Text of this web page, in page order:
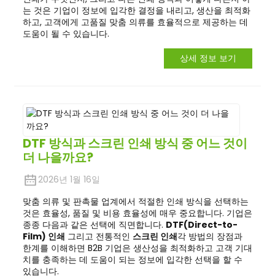
는 것은 기업이 정보에 입각한 결정을 내리고, 생산을 최적화
하고, 고객에게 고품질 맞춤 의류를 효율적으로 제공하는 데
도움이 될 수 있습니다.
상세 정보 보기
DTF 방식과 스크린 인쇄 방식 중 어느 것이
더 나을까요?
2026년 1월 16일
맞춤 의류 및 판촉물 업계에서 적절한 인쇄 방식을 선택하는
것은 효율성, 품질 및 비용 효율성에 매우 중요합니다. 기업은
종종 다음과 같은 선택에 직면합니다. DTF(Direct-to-
Film) 인쇄 그리고 전통적인 스크린 인쇄각 방법의 장점과
한계를 이해하면 B2B 기업은 생산성을 최적화하고 고객 기대
치를 충족하는 데 도움이 되는 정보에 입각한 선택을 할 수
있습니다.